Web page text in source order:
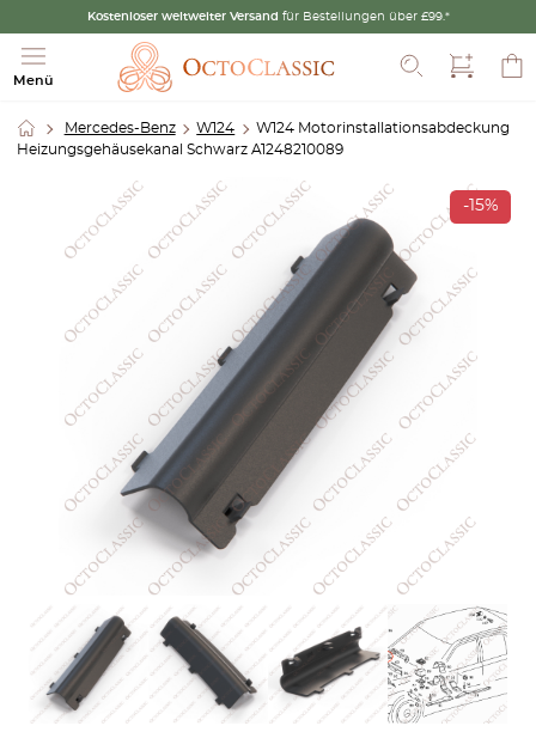
Kostenloser weltweiter Versand für Bestellungen über £99.*
Menü
Suche
Mercedes-Benz W124
W124 Motorinstallationsabdeckung
Heizungsgehäusekanal Schwarz A1248210089
-15%